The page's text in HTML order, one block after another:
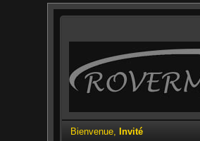
Bienvenue, Invité